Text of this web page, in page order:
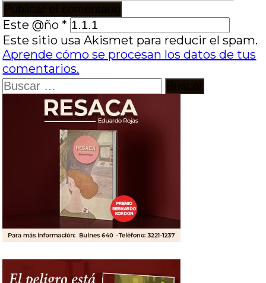
Este @ño *
Este sitio usa Akismet para reducir el spam.
Aprende cómo se procesan los datos de tus
comentarios.
Buscar: